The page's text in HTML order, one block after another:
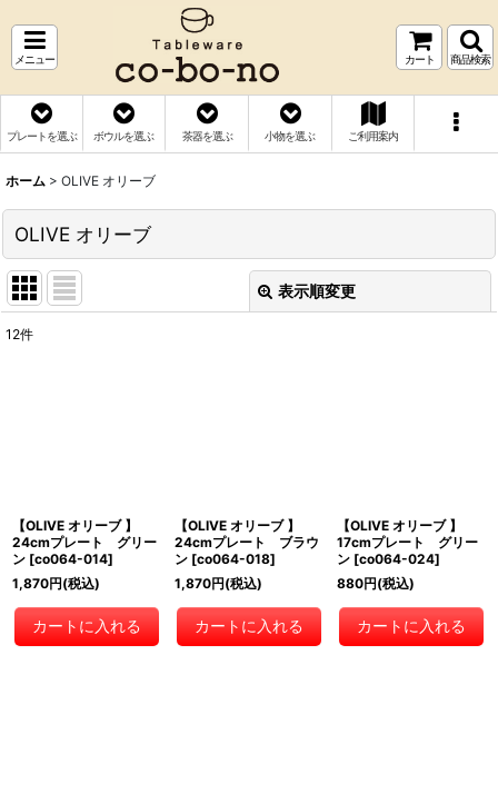
メニュー カート 商品検索
プレートを選ぶ ボウルを選ぶ 茶器を選ぶ 小物を選ぶ ご利用案内
ホーム > OLIVE オリーブ
OLIVE オリーブ
表示順変更
12件
【OLIVE オリーブ 】
24cmプレート グリー
ン [co064-014]
1,870円(税込)
カートに入れる
【OLIVE オリーブ 】
24cmプレート ブラウ
ン [co064-018]
1,870円(税込)
カートに入れる
【OLIVE オリーブ 】
17cmプレート グリー
ン [co064-024]
880円(税込)
カートに入れる